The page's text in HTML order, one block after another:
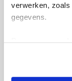
verwerken,
gegevens.
tonen. Je kunt
intrekken via
Ik wil